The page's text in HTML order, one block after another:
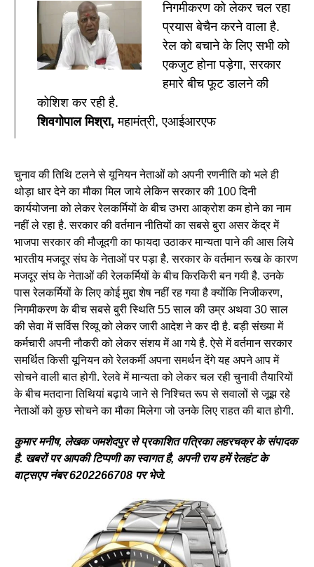
निगमीकरण को लेकर चल रहा
प्रयास बेचैन करने वाला है.
रेल को बचाने के लिए सभी को
एकजुट होना पड़ेगा, सरकार
हमारे बीच फूट डालने की
कोशिश कर रही है.
शिवगोपाल मिश्रा, महामंत्री, एआईआरएफ
चुनाव की तिथि टलने से यूनियन नेताओं को अपनी रणनीति को भले ही
थोड़ा धार देने का मौका मिल जाये लेकिन सरकार की 100 दिनी
कार्ययोजना को लेकर रेलकर्मियों के बीच उभरा आक्रोश कम होने का नाम
नहीं ले रहा है. सरकार की वर्तमान नीतियों का सबसे बुरा असर केंद्र में
भाजपा सरकार की मौजूदगी का फायदा उठाकर मान्यता पाने की आस लिये
भारतीय मजदूर संघ के नेताओं पर पड़ा है. सरकार के वर्तमान रूख के कारण
मजदूर संघ के नेताओं की रेलकर्मियों के बीच किरकिरी बन गयी है. उनके
पास रेलकर्मियों के लिए कोई मुद्दा शेष नहीं रह गया है क्योंकि निजीकरण,
निगमीकरण के बीच सबसे बुरी स्थिति 55 साल की उम्र अथवा 30 साल
की सेवा में सर्विस रिव्यू को लेकर जारी आदेश ने कर दी है. बड़ी संख्या में
कर्मचारी अपनी नौकरी को लेकर संशय में आ गये है. ऐसे में वर्तमान सरकार
समर्थित किसी यूनियन को रेलकर्मी अपना समर्थन देंगे यह अपने आप में
सोचने वाली बात होगी. रेलवे में मान्यता को लेकर चल रही चुनावी तैयारियों
के बीच मतदाना तिथियां बढ़ाये जाने से निश्चित रूप से सवालों से जूझ रहे
नेताओं को कुछ सोचने का मौका मिलेगा जो उनके लिए राहत की बात होगी.
कुमार मनीष, लेखक जमशेदपुर से प्रकाशित पत्रिका लहरचक्र के संपादक
है. खबरों पर आपकी टिप्पणी का स्वागत है, अपनी राय हमें रेलहंट के
वाट्सएप नंबर 6202266708 पर भेजे.